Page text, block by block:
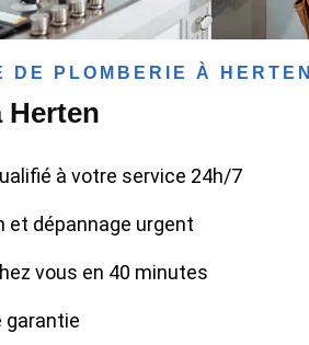
DE PLOMBERIE À HERTEN
Herten
à votre service 24h/7
et dépannage urgent
vous en 40 minutes
garantie